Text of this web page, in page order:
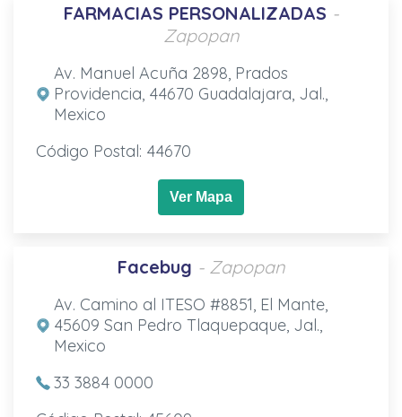
FARMACIAS PERSONALIZADAS -
Zapopan
Av. Manuel Acuña 2898, Prados
Providencia, 44670 Guadalajara, Jal.,
Mexico
Código Postal: 44670
Ver Mapa
Facebug - Zapopan
Av. Camino al ITESO #8851, El Mante,
45609 San Pedro Tlaquepaque, Jal.,
Mexico
33 3884 0000